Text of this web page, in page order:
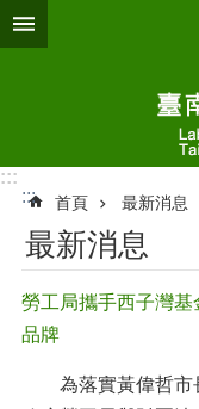
跳到主要內容區塊
:::
:::
首頁 最新消息
最新消息
勞工局攜手西子灣
品牌
為落實黃偉哲市